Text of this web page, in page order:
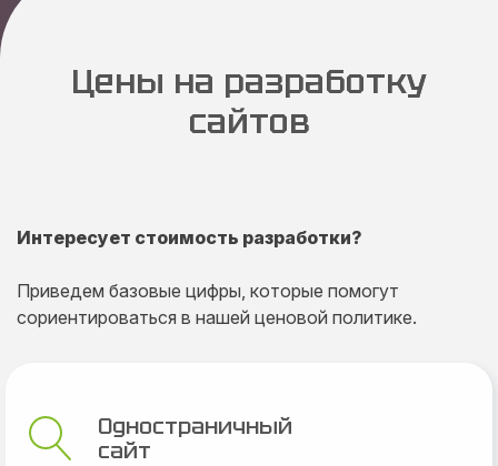
Цены на разработку
сайтов
Интересует стоимость разработки?
Приведем базовые цифры, которые помогут
сориентироваться в нашей ценовой политике.
Одностраничный
сайт